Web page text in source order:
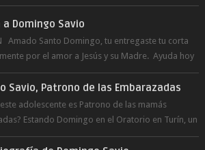
a Domingo Savio
Amado Santo Domingo, tu entregaste tu corta
por el amor a Jesús y su Madre. Ayuda hoy
para ...
Savio, Patrono de las Embarazadas
adolescente es Patrono de las mamás
Estando Domingo en el Oratorio en Turín, un
a Don Bosco...